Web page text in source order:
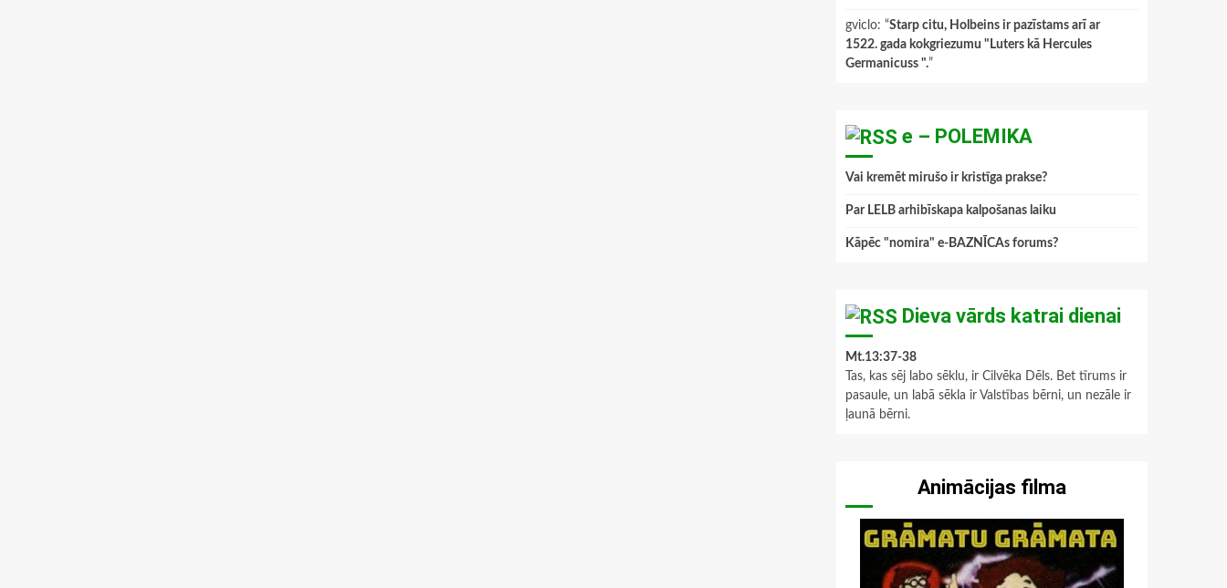
gviclo: “Starp citu, Holbeins ir pazīstams arī ar
1522. gada kokgriezumu "Luters kā Hercules
Germanicuss ".”
e – POLEMIKA
Vai kremēt mirušo ir kristīga prakse?
Par LELB arhibīskapa kalpošanas laiku
Kāpēc "nomira" e-BAZNĪCAs forums?
Dieva vārds katrai dienai
Mt.13:37-38
Tas, kas sēj labo sēklu, ir Cilvēka Dēls. Bet tīrums ir
pasaule, un labā sēkla ir Valstības bērni, un nezāle ir
ļaunā bērni.
Animācijas filma